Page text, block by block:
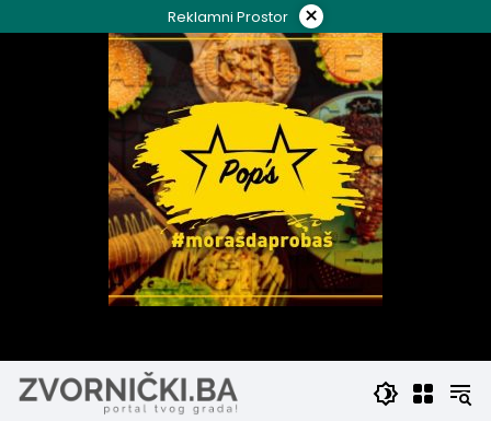
to
Reklamni Prostor ×